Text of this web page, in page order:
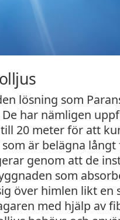
lösning som
har nämligen
20 meter för att
är belägna
genom att de
som
över himlen likt en
med hjälp av